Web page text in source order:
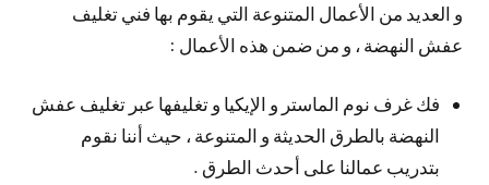
و العديد من الأعمال المتنوعة التي يقوم بها فني تغليف
عفش النهضة ، و من ضمن هذه الأعمال :
فك غرف نوم الماستر و الإيكيا و تغليفها عبر تغليف عفش
النهضة بالطرق الحديثة و المتنوعة ، حيث أننا نقوم
بتدريب عمالنا على أحدث الطرق .